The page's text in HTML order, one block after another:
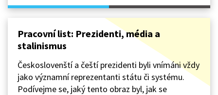
Pracovní list: Prezidenti, média a
stalinismus
Českoslovenští a čeští prezidenti byli vnímáni vždy
jako významní reprezentanti státu či systému.
Podívejme se, jaký tento obraz byl, jak se